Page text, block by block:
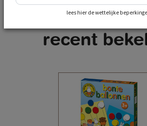
recent
lees hier de wettelijke